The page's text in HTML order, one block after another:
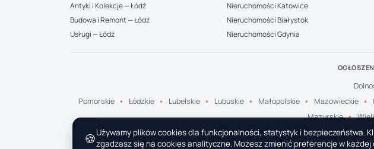
Antyki i Kolekcje — Łódź
Budowa i Remont — Łódź
Usługi — Łódź
Nieruchomości Katowice
Nieruchomości Białystok
Nieruchomości Gdynia
Pomorskie
Łódzkie Lubelskie Lubuskie Małopolskie Mazowieckie
Mazurskie
🍪Używamy plików cookies dla funkcjonalności, statystyk i bezpieczeństwa.
zgadzasz się na cookies analityczne. Możesz zmienić preferencje w każdej